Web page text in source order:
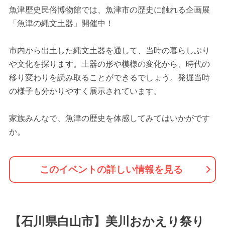
魚津歴史民俗博物館では、魚津市の歴史に触れる企画展
「魚津の縄文土器」開催中！
市内から出土した縄文土器を通して、当時の暮らしぶり
や文化を探ります。土器の形や模様の変化から、時代の
移り変わりを読み取ることができるでしょう。発掘当時
の様子も分かりやすく展示されています。
家族みんなで、魚津の歴史を体感してみてはいかがです
か。
このイベントの詳しい情報を見る
【石川県白山市】美川おかえり祭り